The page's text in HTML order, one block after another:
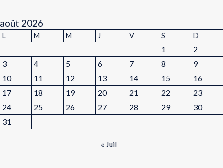
août 2026
L M M J V S D
1
2
3
4 5 6 7 8
9
10
11 12 13 14 15
16
17
18 19 20 21 22
23
24
25 26 27 28 29
30
31
« Juil